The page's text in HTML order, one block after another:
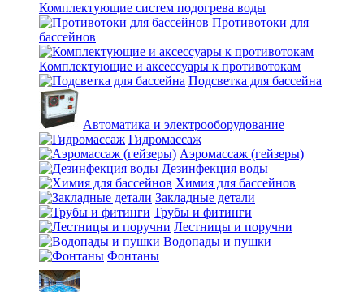
Комплектующие систем подогрева воды
Противотоки для
бассейнов
Комплектующие и аксессуары к противотокам
Подсветка для бассейна
Автоматика и электрооборудование
Гидромассаж
Аэромассаж (гейзеры)
Дезинфекция воды
Химия для бассейнов
Закладные детали
Трубы и фитинги
Лестницы и поручни
Водопады и пушки
Фонтаны